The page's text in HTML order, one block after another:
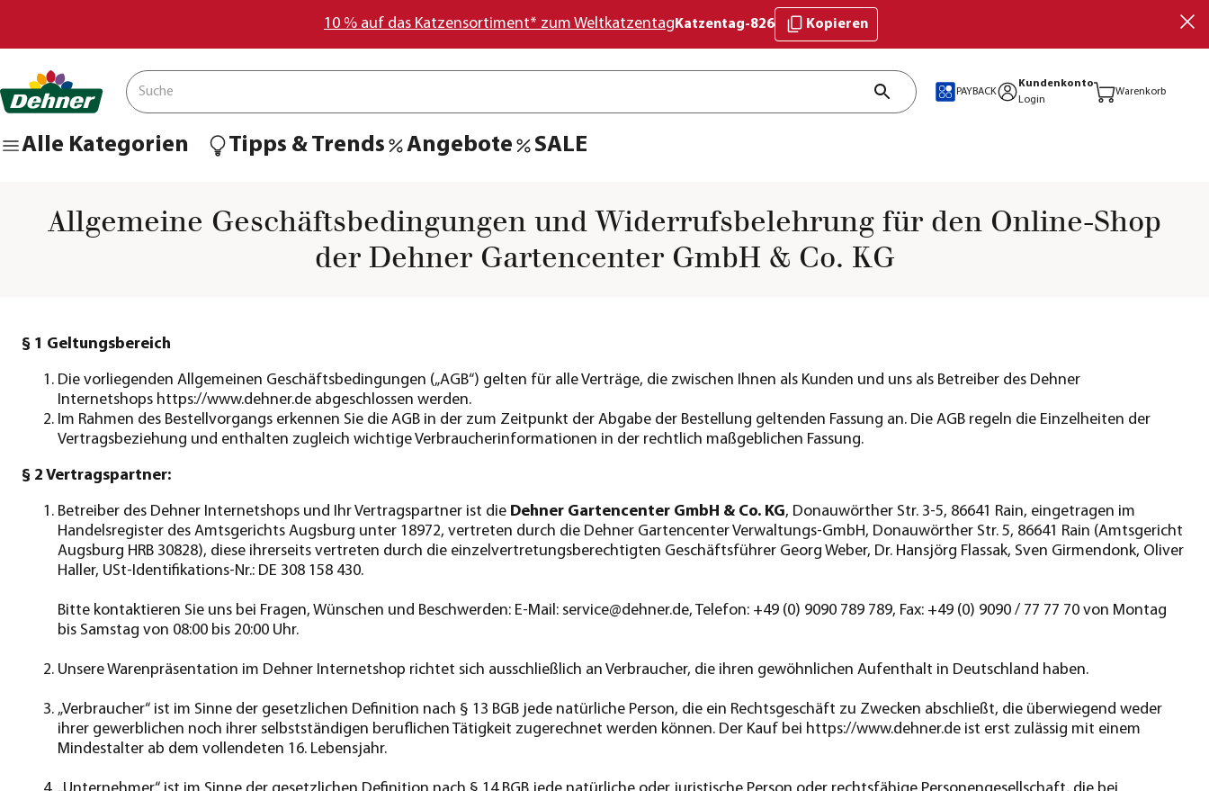
10 % auf das Katzensortiment* zum Weltkatzentag Katzentag-826 Kopieren
PAYBACK
Kundenkonto
Login
Warenkorb
Alle Kategorien Tipps & Trends Angebote SALE
Allgemeine Geschäftsbedingungen und Widerrufsbelehrung für den Online-Shop
der Dehner Gartencenter GmbH & Co. KG
§ 1 Geltungsbereich
Die vorliegenden Allgemeinen Geschäftsbedingungen („AGB“) gelten für alle Verträge, die zwischen Ihnen als Kunden und uns als Betreiber des Dehner
Internetshops https://www.dehner.de abgeschlossen werden.
Im Rahmen des Bestellvorgangs erkennen Sie die AGB in der zum Zeitpunkt der Abgabe der Bestellung geltenden Fassung an. Die AGB regeln die Einzelheiten der
Vertragsbeziehung und enthalten zugleich wichtige Verbraucherinformationen in der rechtlich maßgeblichen Fassung.
§ 2 Vertragspartner:
Betreiber des Dehner Internetshops und Ihr Vertragspartner ist die Dehner Gartencenter GmbH & Co. KG, Donauwörther Str. 3-5, 86641 Rain, eingetragen im
Handelsregister des Amtsgerichts Augsburg unter 18972, vertreten durch die Dehner Gartencenter Verwaltungs-GmbH, Donauwörther Str. 5, 86641 Rain (Amtsgericht
Augsburg HRB 30828), diese ihrerseits vertreten durch die einzelvertretungsberechtigten Geschäftsführer Georg Weber, Dr. Hansjörg Flassak, Sven Girmendonk, Oliver
Haller, USt-Identifikations-Nr.: DE 308 158 430.
Bitte kontaktieren Sie uns bei Fragen, Wünschen und Beschwerden: E-Mail: service@dehner.de, Telefon: +49 (0) 9090 789 789, Fax: +49 (0) 9090 / 77 77 70 von Montag
bis Samstag von 08:00 bis 20:00 Uhr.
Unsere Warenpräsentation im Dehner Internetshop richtet sich ausschließlich an Verbraucher, die ihren gewöhnlichen Aufenthalt in Deutschland haben.
„Verbraucher“ ist im Sinne der gesetzlichen Definition nach § 13 BGB jede natürliche Person, die ein Rechtsgeschäft zu Zwecken abschließt, die überwiegend weder
ihrer gewerblichen noch ihrer selbstständigen beruflichen Tätigkeit zugerechnet werden können. Der Kauf bei https://www.dehner.de ist erst zulässig mit einem
Mindestalter ab dem vollendeten 16. Lebensjahr.